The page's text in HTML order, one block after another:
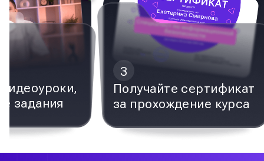
задания
3
Получайте сертификат
за прохождение курса